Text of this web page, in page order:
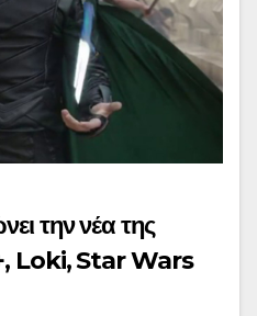
την νέα της
Loki, Star Wars